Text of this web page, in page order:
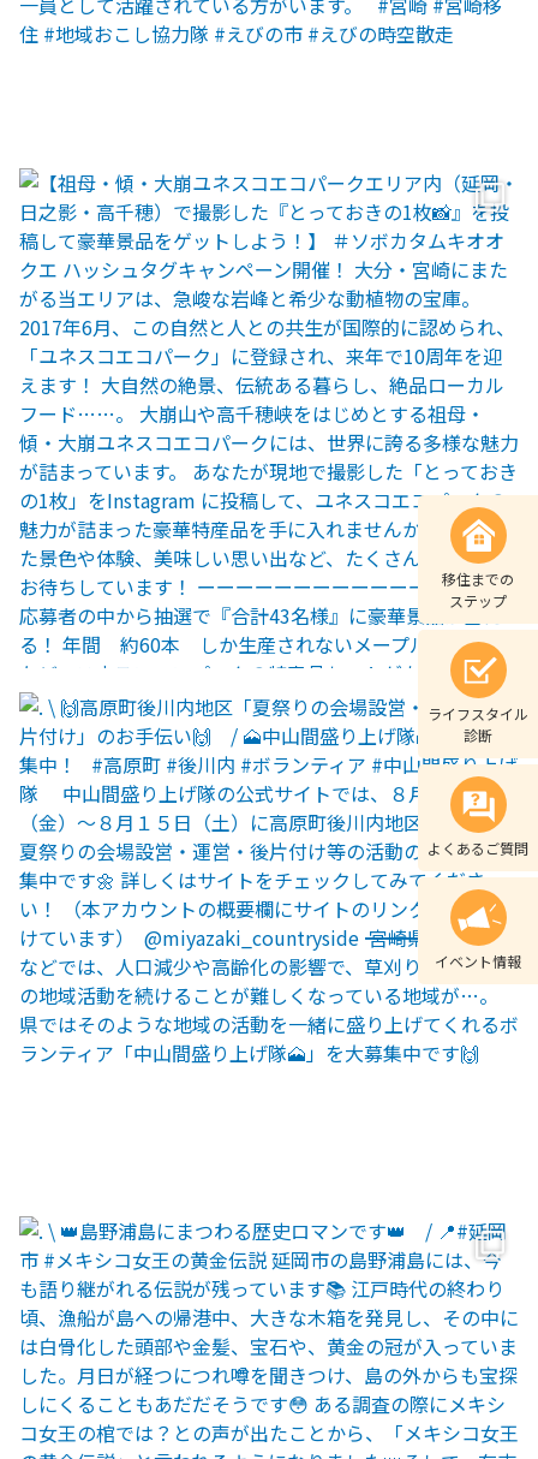
移住までの
ステップ
ライフスタイル
診断
よくあるご質問
イベント情報